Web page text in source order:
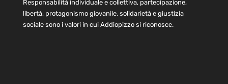
Responsabilità individuale e collettiva, partecipazione,
libertà, protagonismo giovanile, solidarietà e giustizia
sociale sono i valori in cui Addiopizzo si riconosce.